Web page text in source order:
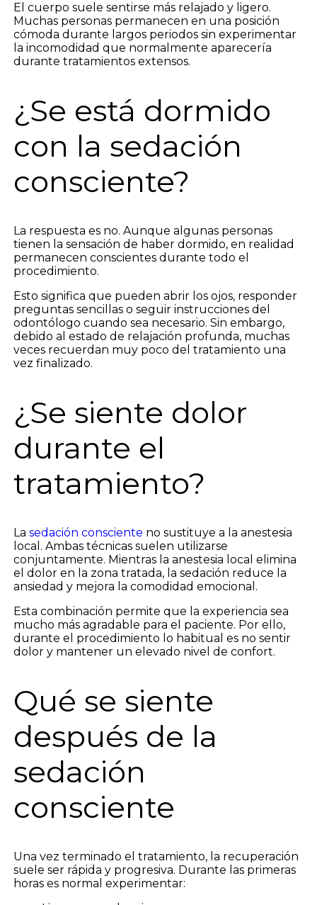
El cuerpo suele sentirse más relajado y ligero.
Muchas personas permanecen en una posición
cómoda durante largos periodos sin experimentar
la incomodidad que normalmente aparecería
durante tratamientos extensos.
¿Se está dormido
con la sedación
consciente?
La respuesta es no. Aunque algunas personas
tienen la sensación de haber dormido, en realidad
permanecen conscientes durante todo el
procedimiento.
Esto significa que pueden abrir los ojos, responder
preguntas sencillas o seguir instrucciones del
odontólogo cuando sea necesario. Sin embargo,
debido al estado de relajación profunda, muchas
veces recuerdan muy poco del tratamiento una
vez finalizado.
¿Se siente dolor
durante el
tratamiento?
La sedación consciente no sustituye a la anestesia
local. Ambas técnicas suelen utilizarse
conjuntamente. Mientras la anestesia local elimina
el dolor en la zona tratada, la sedación reduce la
ansiedad y mejora la comodidad emocional.
Esta combinación permite que la experiencia sea
mucho más agradable para el paciente. Por ello,
durante el procedimiento lo habitual es no sentir
dolor y mantener un elevado nivel de confort.
Qué se siente
después de la
sedación
consciente
Una vez terminado el tratamiento, la recuperación
suele ser rápida y progresiva. Durante las primeras
horas es normal experimentar: